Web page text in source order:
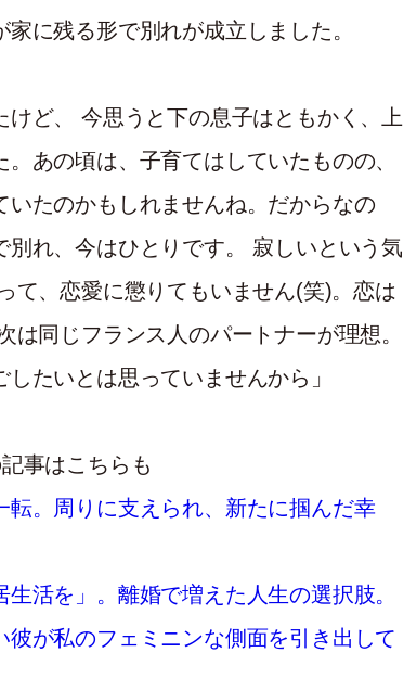
に残る形で別れが成立しました。
けど、 今思うと下の息子はともかく、上
あの頃は、子育てはしていたものの、
たのかもしれませんね。だからなの
れ、今はひとりです。 寂しいという気
て、恋愛に懲りてもいません(笑)。恋は
同じフランス人のパートナーが理想。
たいとは思っていませんから」
事はこちらも
転。周りに支えられ、新たに掴んだ幸
生活を」。離婚で増えた人生の選択肢。
が私のフェミニンな側面を引き出して